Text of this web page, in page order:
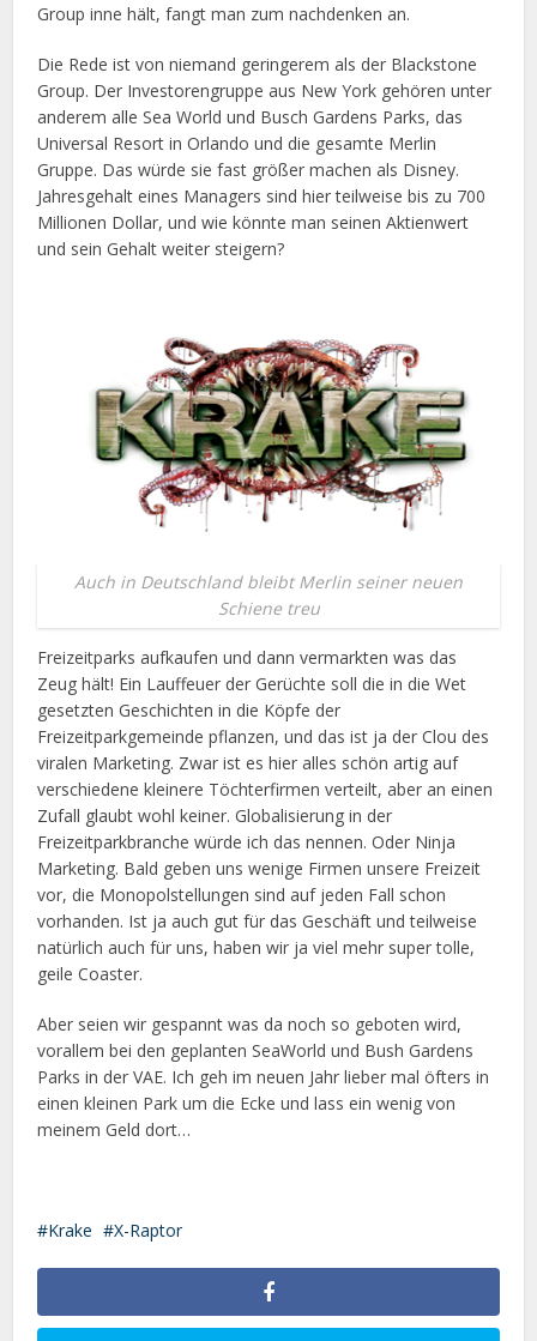
Group inne hält, fangt man zum nachdenken an.
Die Rede ist von niemand geringerem als der Blackstone
Group. Der Investorengruppe aus New York gehören unter
anderem alle Sea World und Busch Gardens Parks, das
Universal Resort in Orlando und die gesamte Merlin
Gruppe. Das würde sie fast größer machen als Disney.
Jahresgehalt eines Managers sind hier teilweise bis zu 700
Millionen Dollar, und wie könnte man seinen Aktienwert
und sein Gehalt weiter steigern?
Auch in Deutschland bleibt Merlin seiner neuen
Schiene treu
Freizeitparks aufkaufen und dann vermarkten was das
Zeug hält! Ein Lauffeuer der Gerüchte soll die in die Wet
gesetzten Geschichten in die Köpfe der
Freizeitparkgemeinde pflanzen, und das ist ja der Clou des
viralen Marketing. Zwar ist es hier alles schön artig auf
verschiedene kleinere Töchterfirmen verteilt, aber an einen
Zufall glaubt wohl keiner. Globalisierung in der
Freizeitparkbranche würde ich das nennen. Oder Ninja
Marketing. Bald geben uns wenige Firmen unsere Freizeit
vor, die Monopolstellungen sind auf jeden Fall schon
vorhanden. Ist ja auch gut für das Geschäft und teilweise
natürlich auch für uns, haben wir ja viel mehr super tolle,
geile Coaster.
Aber seien wir gespannt was da noch so geboten wird,
vorallem bei den geplanten SeaWorld und Bush Gardens
Parks in der VAE. Ich geh im neuen Jahr lieber mal öfters in
einen kleinen Park um die Ecke und lass ein wenig von
meinem Geld dort…
Krake X-Raptor